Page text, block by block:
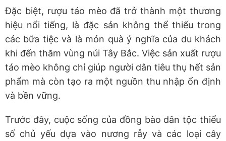
​Đặc biệt, rượu táo mèo đã trở thành một thương
hiệu nổi tiếng, là đặc sản không thể thiếu trong
các bữa tiệc và là món quà ý nghĩa của du khách
khi đến thăm vùng núi Tây Bắc. Việc sản xuất rượu
táo mèo không chỉ giúp người dân tiêu thụ hết sản
phẩm mà còn tạo ra một nguồn thu nhập ổn định
và bền vững.
​Trước đây, cuộc sống của đồng bào dân tộc thiểu
số chủ yếu dựa vào nương rẫy và các loại cây